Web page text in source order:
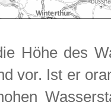
Höhe des
vor. Ist er